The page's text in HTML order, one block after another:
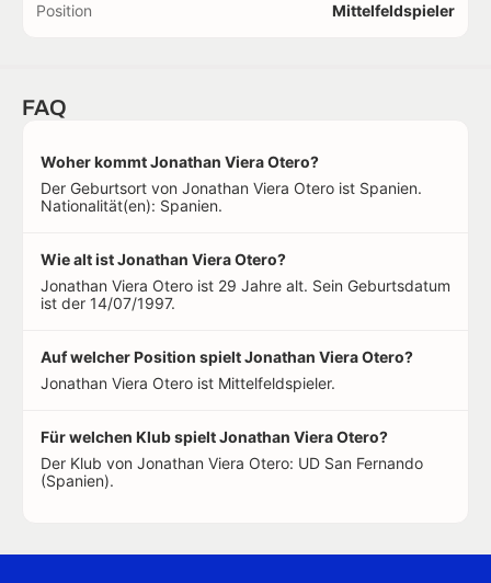
Position Mittelfeldspieler
FAQ
Woher kommt Jonathan Viera Otero?
Der Geburtsort von Jonathan Viera Otero ist Spanien.
Nationalität(en): Spanien.
Wie alt ist Jonathan Viera Otero?
Jonathan Viera Otero ist 29 Jahre alt. Sein Geburtsdatum
ist der 14/07/1997.
Auf welcher Position spielt Jonathan Viera Otero?
Jonathan Viera Otero ist Mittelfeldspieler.
Für welchen Klub spielt Jonathan Viera Otero?
Der Klub von Jonathan Viera Otero: UD San Fernando
(Spanien).